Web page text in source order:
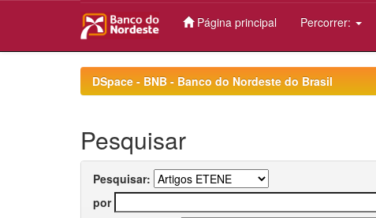
Página principal Percorrer:
DSpace - BNB - Banco do Nordeste do Brasil
Pesquisar
Pesquisar:
por